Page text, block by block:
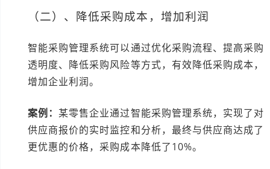
（二）、降低采购成本，增加利润
智能采购管理系统可以通过优化采购流程、提高采购
透明度、降低采购风险等方式，有效降低采购成本，
增加企业利润。
案例： 某零售企业通过智能采购管理系统，实现了对
供应商报价的实时监控和分析，最终与供应商达成了
更优惠的价格，采购成本降低了10%。